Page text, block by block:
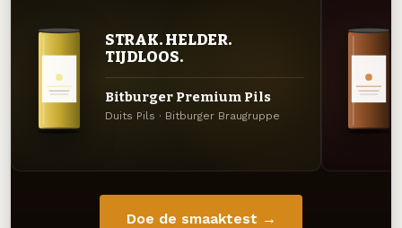
STRAK. HELDER.
TIJDLOOS.
Bitburger Premium Pils
Duits Pils · Bitburger Braugruppe
Doe de smaaktest →